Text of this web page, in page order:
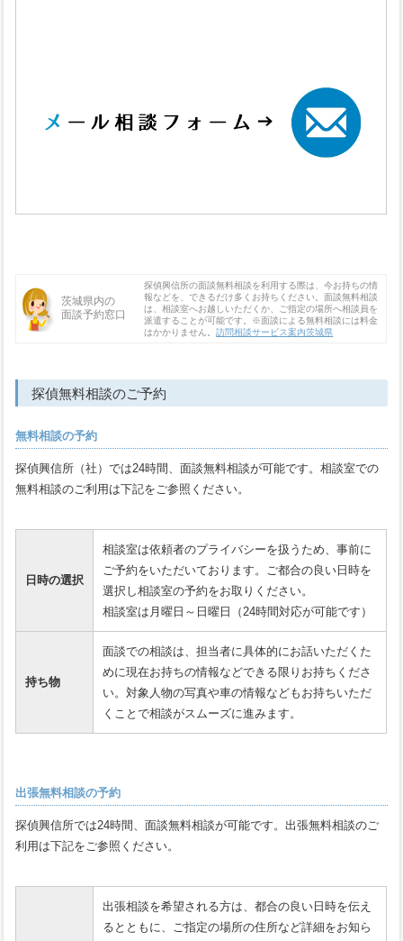
茨城県内の
面談予約窓口
探偵興信所の面談無料相談を利用する際は、今お持ちの情
報などを、できるだけ多くお持ちください。面談無料相談
は、相談室へお越しいただくか、ご指定の場所へ相談員を
派遣することが可能です。※面談による無料相談には料金
はかかりません。訪問相談サービス案内茨城県
探偵無料相談のご予約
無料相談の予約
探偵興信所（社）では24時間、面談無料相談が可能です。相談室での
無料相談のご利用は下記をご参照ください。
日時の選択
相談室は依頼者のプライバシーを扱うため、事前に
ご予約をいただいております。ご都合の良い日時を
選択し相談室の予約をお取りください。
相談室は月曜日～日曜日（24時間対応が可能です）
持ち物
面談での相談は、担当者に具体的にお話いただくた
めに現在お持ちの情報などできる限りお持ちくださ
い。対象人物の写真や車の情報などもお持ちいただ
くことで相談がスムーズに進みます。
出張無料相談の予約
探偵興信所では24時間、面談無料相談が可能です。出張無料相談のご
利用は下記をご参照ください。
出張相談を希望される方は、都合の良い日時を伝え
るとともに、ご指定の場所の住所など詳細をお知ら